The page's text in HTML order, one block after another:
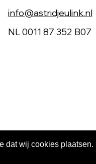
dat wij cookies plaatsen.
info@astridjeulink.nl
NL 0011 87 352 B07